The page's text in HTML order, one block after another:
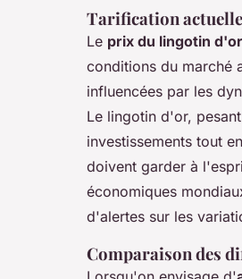
Tarification
Le prix du lingotin
conditions du marché
influencées par les
Le lingotin d'or,
investissements tout
doivent garder à
économiques
d'alertes sur les
Comparaison des